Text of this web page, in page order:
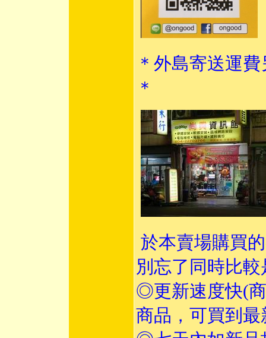
＊外島寄送運
＊
於本賣場購買
別忘了同時比
◎更新速度快(
商品，可買到